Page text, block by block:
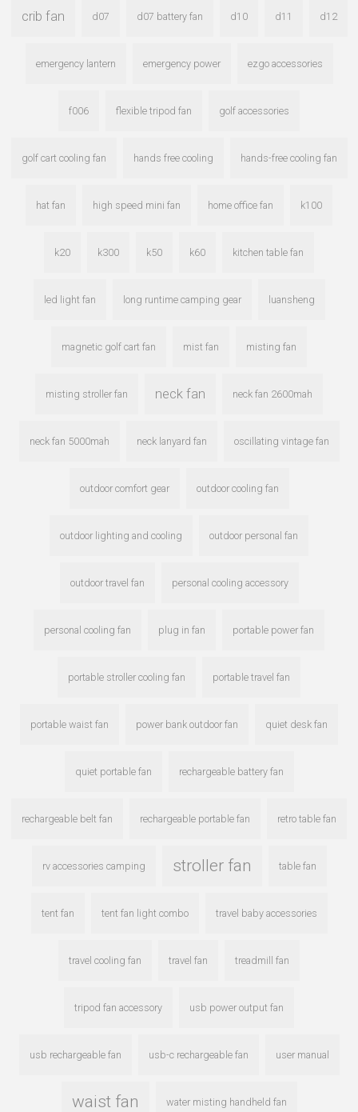
crib fan d07 d07 battery fan d10 d11 d12
emergency lantern emergency power ezgo accessories
f006 flexible tripod fan golf accessories
golf cart cooling fan hands free cooling hands-free cooling fan
hat fan high speed mini fan home office fan k100
k20 k300 k50 k60 kitchen table fan
led light fan long runtime camping gear luansheng
magnetic golf cart fan mist fan misting fan
misting stroller fan neck fan neck fan 2600mah
neck fan 5000mah neck lanyard fan oscillating vintage fan
outdoor comfort gear outdoor cooling fan
outdoor lighting and cooling outdoor personal fan
outdoor travel fan personal cooling accessory
personal cooling fan plug in fan portable power fan
portable stroller cooling fan portable travel fan
portable waist fan power bank outdoor fan quiet desk fan
quiet portable fan rechargeable battery fan
rechargeable belt fan rechargeable portable fan retro table fan
rv accessories camping stroller fan table fan
tent fan tent fan light combo travel baby accessories
travel cooling fan travel fan treadmill fan
tripod fan accessory usb power output fan
usb rechargeable fan usb-c rechargeable fan user manual
waist fan water misting handheld fan